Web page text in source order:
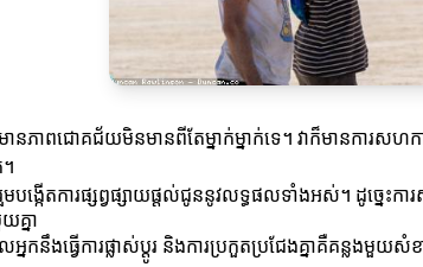
ដ៏មានភាពជោគជ័យមិនមានពីតែម្នាក់ម្នាក់ទេ។ វាក៏មានក
បង្កើតការផ្សព្វផ្សាយផ្តល់ជូននូវលទ្ធផលទាំងអស់។ ដូច្នេ
គ្នា
លអ្នកនឹងធ្វើការផ្លាស់ប្តូរ និងការប្រកួតប្រជែងគ្នាគឺគន្ល